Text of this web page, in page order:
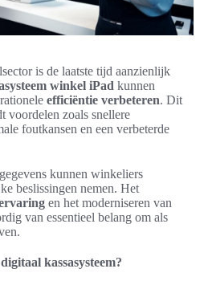
is de laatste tijd aanzienlijk
winkel iPad kunnen
efficiëntie verbeteren. Dit
voordelen zoals snellere
foutkansen en een verbeterde
kunnen winkeliers
beslissingen nemen. Het
en het moderniseren van
van essentieel belang om als
kassasysteem?